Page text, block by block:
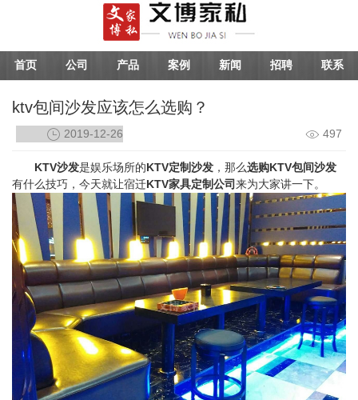
首页 公司 产品 案例 新闻 招聘 联系
ktv包间沙发应该怎么选购？
497
2019-12-26
KTV沙发是娱乐场所的KTV定制沙发 ，那么选购KTV包间沙发
有什么技巧，今天就让宿迁KTV家具定制公司来为大家讲一下。